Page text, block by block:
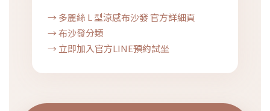
→ 多麗絲 L 型涼感布沙發 官方詳細頁
→ 布沙發分類
→ 立即加入官方LINE預約試坐